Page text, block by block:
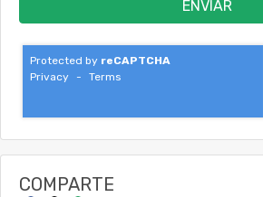
ENVIAR
Protected by reCAPTCHA
Privacy
- Terms
COMPARTE